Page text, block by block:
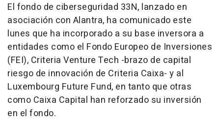
El fondo de ciberseguridad 33N, lanzado en
asociación con Alantra, ha comunicado este
lunes que ha incorporado a su base inversora a
entidades como el Fondo Europeo de Inversiones
(FEI), Criteria Venture Tech -brazo de capital
riesgo de innovación de Criteria Caixa- y al
Luxembourg Future Fund, en tanto que otras
como Caixa Capital han reforzado su inversión
en el fondo.